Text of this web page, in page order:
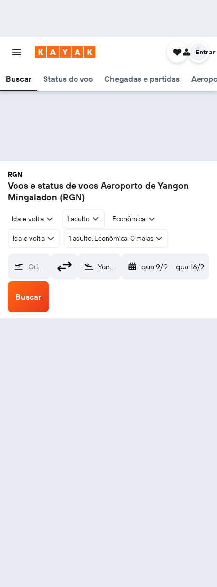
Buscar Status do voo Chegadas e partidas
Entrar
RGN
Voos e status de voos Aeroporto de Yangon
Mingaladon (RGN)
Ida e volta 1 adulto Econômica
Ida e volta 1 adulto, Econômica, 0 malas
Origem Yangon Mingaladon (RGN) qua 9/9 - qua 16/9
Buscar